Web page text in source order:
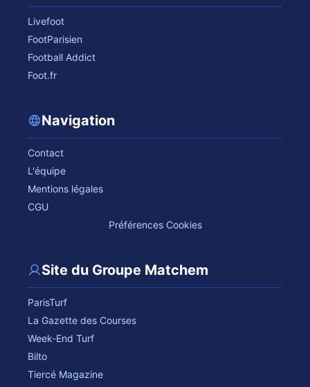
Livefoot
FootParisien
Football Addict
Foot.fr
Navigation
Contact
L'équipe
Mentions légales
CGU
Préférences Cookies
Site du Groupe Matchem
ParisTurf
La Gazette des Courses
Week-End Turf
Bilto
Tiercé Magazine